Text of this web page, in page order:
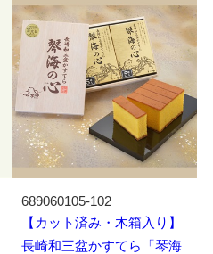
689060105-102
【カット済み・木箱入り】
長崎和三盆かすてら「琴海